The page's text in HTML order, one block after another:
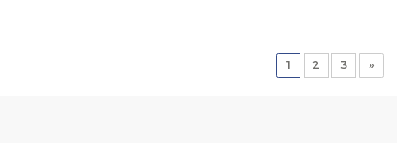
1 2 3 »